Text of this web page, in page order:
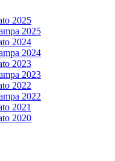
2025
2025
2024
2024
2023
2023
2022
2022
2021
2020